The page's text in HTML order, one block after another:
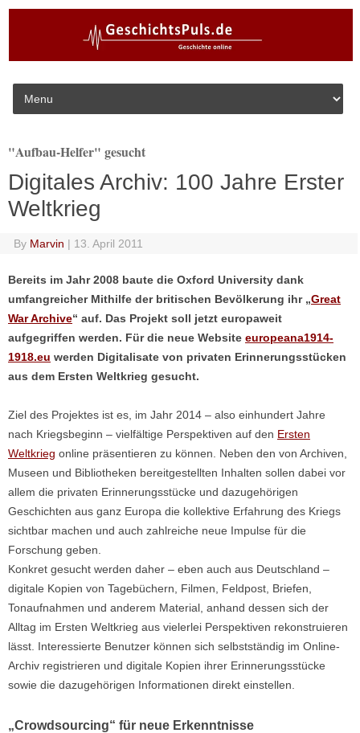
Skip to content
"Aufbau-Helfer" gesucht
Digitales Archiv: 100 Jahre Erster
Weltkrieg
By Marvin | 13. April 2011
Bereits im Jahr 2008 baute die Oxford University dank
umfangreicher Mithilfe der britischen Bevölkerung ihr „Great
War Archive“ auf. Das Projekt soll jetzt europaweit
aufgegriffen werden. Für die neue Website europeana1914-
1918.eu werden Digitalisate von privaten Erinnerungsstücken
aus dem Ersten Weltkrieg gesucht.
Ziel des Projektes ist es, im Jahr 2014 – also einhundert Jahre
nach Kriegsbeginn – vielfältige Perspektiven auf den Ersten
Weltkrieg online präsentieren zu können. Neben den von Archiven,
Museen und Bibliotheken bereitgestellten Inhalten sollen dabei vor
allem die privaten Erinnerungsstücke und dazugehörigen
Geschichten aus ganz Europa die kollektive Erfahrung des Kriegs
sichtbar machen und auch zahlreiche neue Impulse für die
Forschung geben.
Konkret gesucht werden daher – eben auch aus Deutschland –
digitale Kopien von Tagebüchern, Filmen, Feldpost, Briefen,
Tonaufnahmen und anderem Material, anhand dessen sich der
Alltag im Ersten Weltkrieg aus vielerlei Perspektiven rekonstruieren
lässt. Interessierte Benutzer können sich selbstständig im Online-
Archiv registrieren und digitale Kopien ihrer Erinnerungsstücke
sowie die dazugehörigen Informationen direkt einstellen.
„Crowdsourcing“ für neue Erkenntnisse